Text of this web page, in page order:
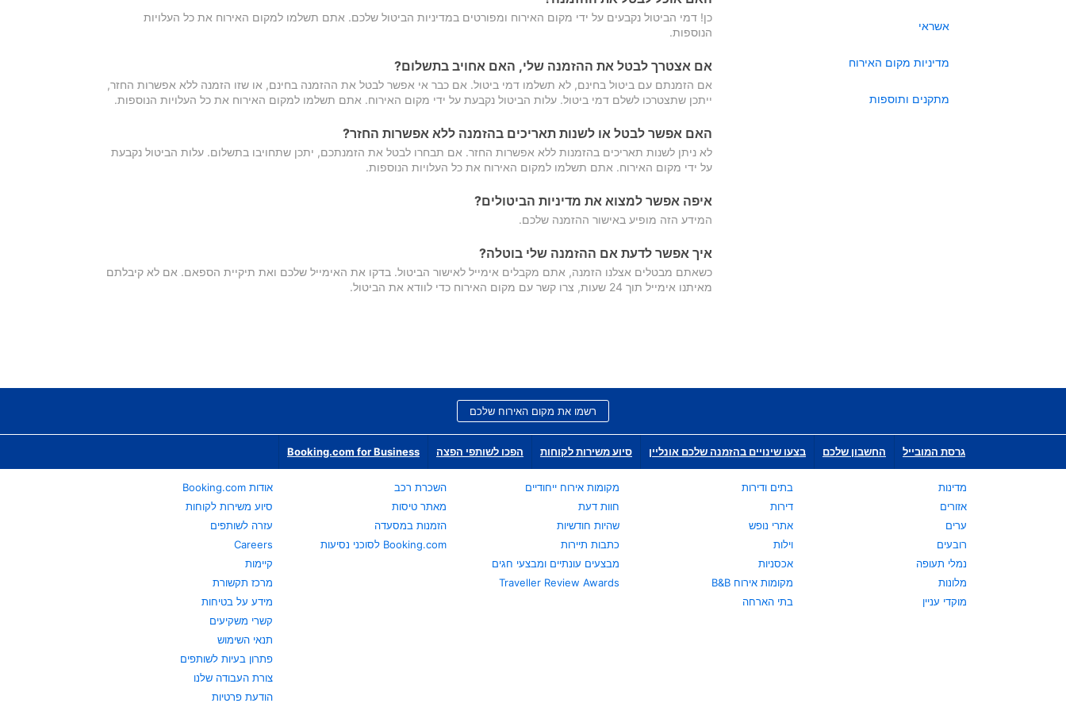
אשראי
מדיניות מקום האירוח
מתקנים ותוספות
כן! דמי הביטול נקבעים על ידי מקום האירוח ומפורטים במדיניות הביטול שלכם. אתם תשלמו למקום האירוח את כל העלויות
הנוספות.
אם אצטרך לבטל את ההזמנה שלי, האם אחויב בתשלום?
אם הזמנתם עם ביטול בחינם, לא תשלמו דמי ביטול. אם כבר אי אפשר לבטל את ההזמנה בחינם, או שזו הזמנה ללא אפשרות החזר,
ייתכן שתצטרכו לשלם דמי ביטול. עלות הביטול נקבעת על ידי מקום האירוח. אתם תשלמו למקום האירוח את כל העלויות הנוספות.
האם אפשר לבטל או לשנות תאריכים בהזמנה ללא אפשרות החזר?
לא ניתן לשנות תאריכים בהזמנות ללא אפשרות החזר. אם תבחרו לבטל את הזמנתכם, יתכן שתחויבו בתשלום. עלות הביטול נקבעת
על ידי מקום האירוח. אתם תשלמו למקום האירוח את כל העלויות הנוספות.
איפה אפשר למצוא את מדיניות הביטולים?
המידע הזה מופיע באישור ההזמנה שלכם.
איך אפשר לדעת אם ההזמנה שלי בוטלה?
כשאתם מבטלים אצלנו הזמנה, אתם מקבלים אימייל לאישור הביטול. בדקו את האימייל שלכם ואת תיקיית הספאם. אם לא קיבלתם
מאיתנו אימייל תוך 24 שעות, צרו קשר עם מקום האירוח כדי לוודא את הביטול.
רשמו את מקום האירוח שלכם
גרסת המובייל החשבון שלכם בצעו שינויים בהזמנה שלכם אונליין סיוע משירות לקוחות הפכו לשותפי הפצה Booking.com for Business
מדינות
אזורים
ערים
רובעים
נמלי תעופה
מלונות
מוקדי עניין
בתים ודירות
דירות
אתרי נופש
וילות
אכסניות
מקומות אירוח B&B
בתי הארחה
מקומות אירוח ייחודיים
חוות דעת
שהיות חודשיות
כתבות תיירות
מבצעים עונתיים ומבצעי חגים
Traveller Review Awards
השכרת רכב
מאתר טיסות
הזמנות במסעדה
Booking.com לסוכני נסיעות
אודות Booking.com
סיוע משירות לקוחות
עזרה לשותפים
Careers
קיימות
מרכז תקשורת
מידע על בטיחות
קשרי משקיעים
תנאי השימוש
פתרון בעיות לשותפים
צורת העבודה שלנו
הודעת פרטיות